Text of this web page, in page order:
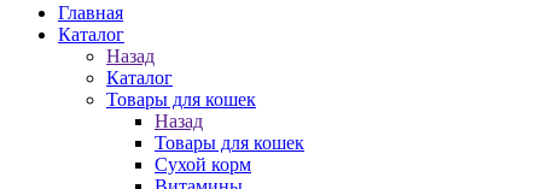
Главная
Каталог
Назад
Каталог
Товары для кошек
Назад
Товары для кошек
Cухой корм